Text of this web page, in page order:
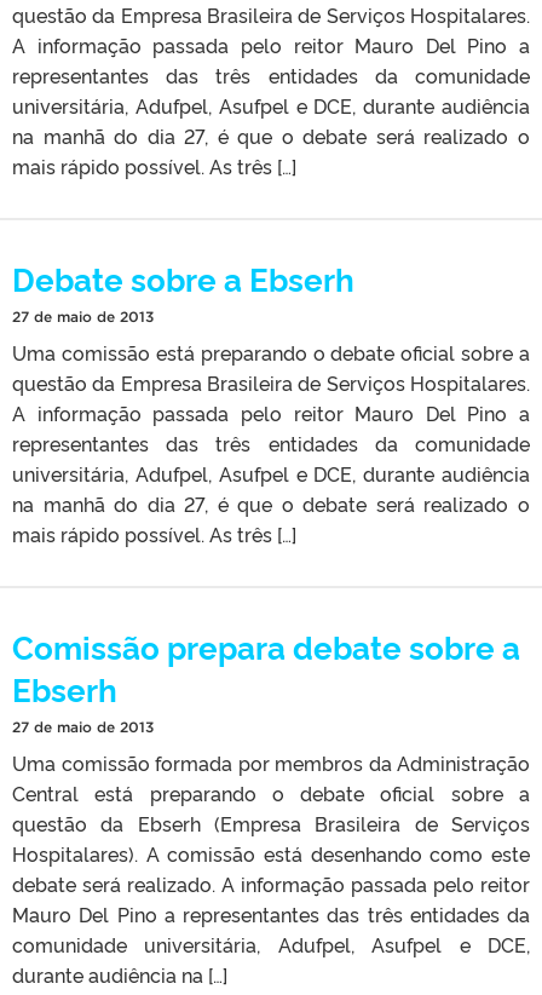
questão da Empresa Brasileira de Serviços Hospitalares.
A informação passada pelo reitor Mauro Del Pino a
representantes das três entidades da comunidade
universitária, Adufpel, Asufpel e DCE, durante audiência
na manhã do dia 27, é que o debate será realizado o
mais rápido possível. As três […]
Debate sobre a Ebserh
27 de maio de 2013
Uma comissão está preparando o debate oficial sobre a
questão da Empresa Brasileira de Serviços Hospitalares.
A informação passada pelo reitor Mauro Del Pino a
representantes das três entidades da comunidade
universitária, Adufpel, Asufpel e DCE, durante audiência
na manhã do dia 27, é que o debate será realizado o
mais rápido possível. As três […]
Comissão prepara debate sobre a
Ebserh
27 de maio de 2013
Uma comissão formada por membros da Administração
Central está preparando o debate oficial sobre a
questão da Ebserh (Empresa Brasileira de Serviços
Hospitalares). A comissão está desenhando como este
debate será realizado. A informação passada pelo reitor
Mauro Del Pino a representantes das três entidades da
comunidade universitária, Adufpel, Asufpel e DCE,
durante audiência na […]